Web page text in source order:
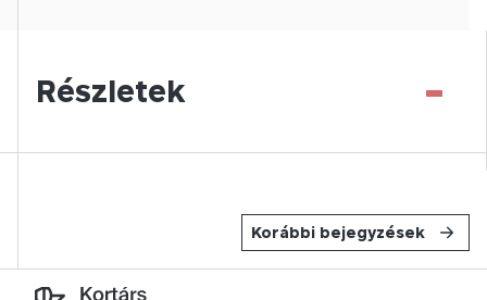
Részletek -
Korábbi bejegyzések